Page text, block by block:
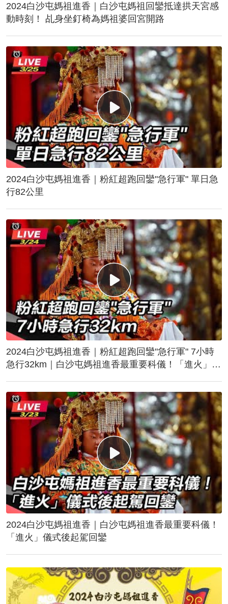
2024白沙屯媽祖進香｜白沙屯媽祖回鑾抵達拱天宮感
動時刻！ 乩身坐釘椅為媽祖婆回宮開路
2024白沙屯媽祖進香｜粉紅超跑回鑾"急行軍" 單日急
行82公里
2024白沙屯媽祖進香｜粉紅超跑回鑾"急行軍" 7小時
急行32km｜白沙屯媽祖進香最重要科儀！「進火」儀
2024白沙屯媽祖進香｜白沙屯媽祖進香最重要科儀！
「進火」儀式後起駕回鑾